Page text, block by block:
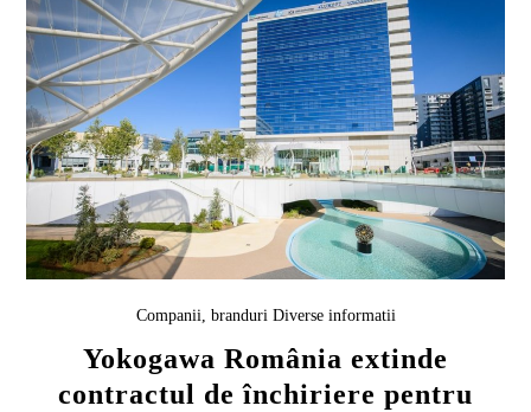
Companii, branduri Diverse informatii
Yokogawa România extinde
contractul de închiriere pentru